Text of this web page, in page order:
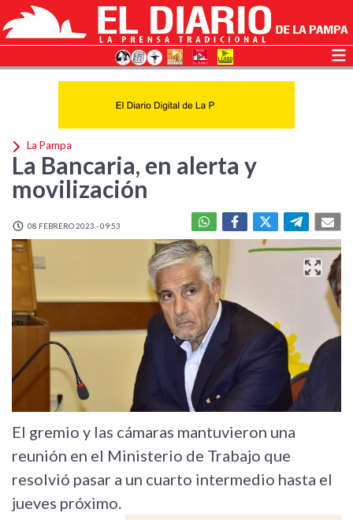
La Pampa
La Bancaria, en alerta y
movilización
08 FEBRERO 2023 - 09:53
El gremio y las cámaras mantuvieron una
reunión en el Ministerio de Trabajo que
resolvió pasar a un cuarto intermedio hasta el
jueves próximo.